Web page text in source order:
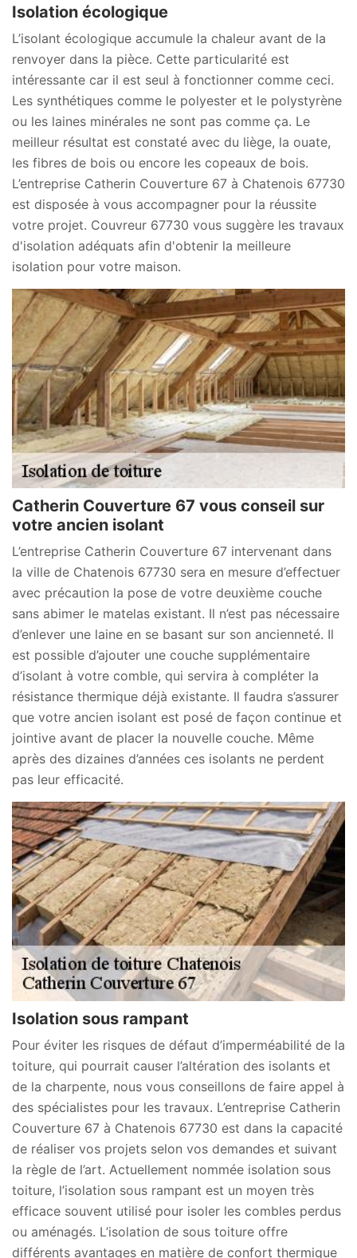
Isolation écologique
L’isolant écologique accumule la chaleur avant de la
renvoyer dans la pièce. Cette particularité est
intéressante car il est seul à fonctionner comme ceci.
Les synthétiques comme le polyester et le polystyrène
ou les laines minérales ne sont pas comme ça. Le
meilleur résultat est constaté avec du liège, la ouate,
les fibres de bois ou encore les copeaux de bois.
L’entreprise Catherin Couverture 67 à Chatenois 67730
est disposée à vous accompagner pour la réussite
votre projet. Couvreur 67730 vous suggère les travaux
d'isolation adéquats afin d'obtenir la meilleure
isolation pour votre maison.
Catherin Couverture 67 vous conseil sur
votre ancien isolant
L’entreprise Catherin Couverture 67 intervenant dans
la ville de Chatenois 67730 sera en mesure d’effectuer
avec précaution la pose de votre deuxième couche
sans abimer le matelas existant. Il n’est pas nécessaire
d’enlever une laine en se basant sur son ancienneté. Il
est possible d’ajouter une couche supplémentaire
d’isolant à votre comble, qui servira à compléter la
résistance thermique déjà existante. Il faudra s’assurer
que votre ancien isolant est posé de façon continue et
jointive avant de placer la nouvelle couche. Même
après des dizaines d’années ces isolants ne perdent
pas leur efficacité.
Isolation sous rampant
Pour éviter les risques de défaut d’imperméabilité de la
toiture, qui pourrait causer l’altération des isolants et
de la charpente, nous vous conseillons de faire appel à
des spécialistes pour les travaux. L’entreprise Catherin
Couverture 67 à Chatenois 67730 est dans la capacité
de réaliser vos projets selon vos demandes et suivant
la règle de l’art. Actuellement nommée isolation sous
toiture, l’isolation sous rampant est un moyen très
efficace souvent utilisé pour isoler les combles perdus
ou aménagés. L’isolation de sous toiture offre
différents avantages en matière de confort thermique